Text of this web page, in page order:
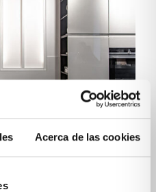
Acerca de las cookies
así